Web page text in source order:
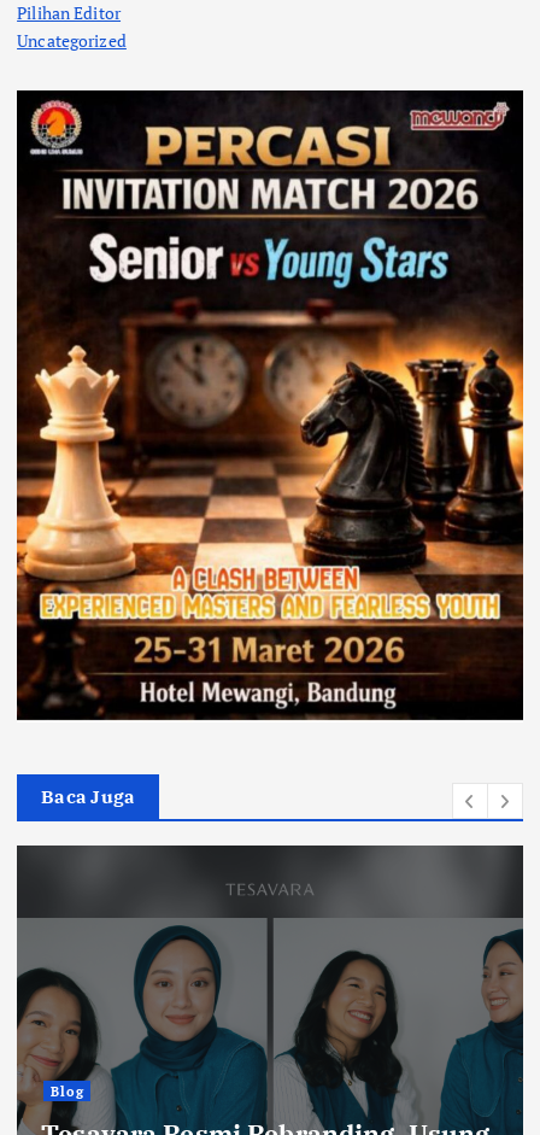
Pilihan Editor
Uncategorized
Baca Juga
Olah Raga
Catatan Balad Bobotoh